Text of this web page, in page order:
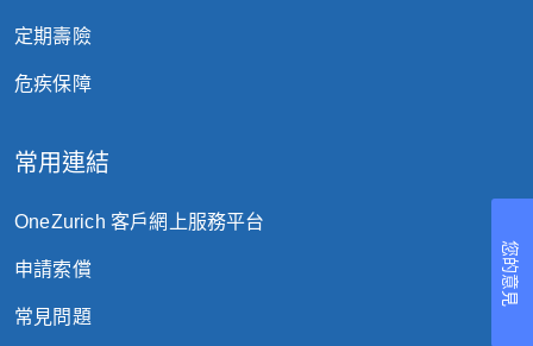
第二節 – 法律責任保障
(a) 業主法律責任
(b) 業主就公用地方承擔的責任
定期壽險
危疾保障
常用連結
OneZurich 客戶網上服務平台
申請索償
常見問題
您的意見